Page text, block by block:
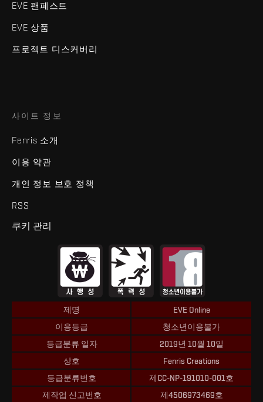
EVE 팬페스트
EVE 상품
프로젝트 디스커버리
사이트 정보
Fenris 소개
이용 약관
개인 정보 보호 정책
RSS
쿠키 관리
제명
EVE Online
이용등급
청소년이용불가
등급분류 일자
2019년 10월 10일
상호
Fenris Creations
등급분류번호
제CC-NP-191010-001호
제작업 신고번호
제4506973469호